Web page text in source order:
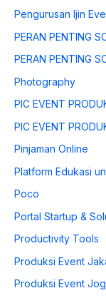
Pengurusan Ijin
PERAN PENTING
PERAN PENTING
Photography
PIC EVENT
PIC EVENT
Pinjaman Online
Platform Edukasi
Poco
Portal Startup &
Productivity Tools
Produksi Event
Produksi Event